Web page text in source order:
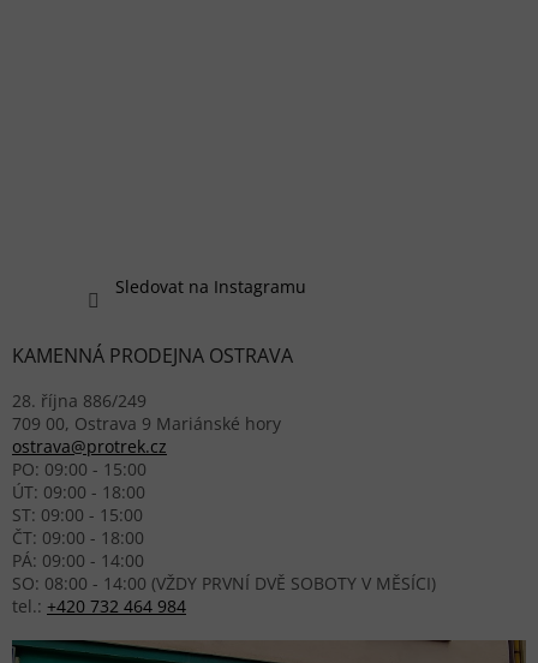
Sledovat na Instagramu
KAMENNÁ PRODEJNA OSTRAVA
28. října 886/249
709 00, Ostrava 9 Mariánské hory
ostrava@protrek.cz
PO: 09:00 - 15:00
ÚT: 09:00 - 18:00
ST: 09:00 - 15:00
ČT: 09:00 - 18:00
PÁ: 09:00 - 14:00
SO: 08:00 - 14:00 (VŽDY PRVNÍ DVĚ SOBOTY V MĚSÍCI)
tel.: +420 732 464 984